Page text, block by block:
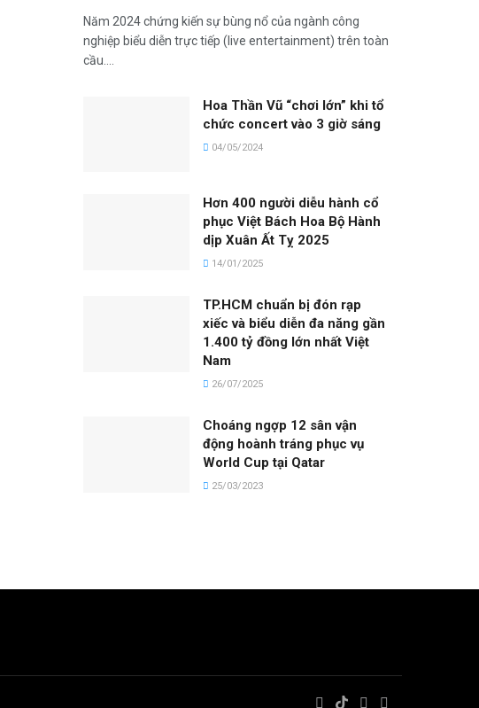
Năm 2024 chứng kiến sự bùng nổ của ngành công
nghiệp biểu diễn trực tiếp (live entertainment) trên toàn
cầu....
Hoa Thần Vũ “chơi lớn” khi tổ
chức concert vào 3 giờ sáng
04/05/2024
Hơn 400 người diễu hành cổ
phục Việt Bách Hoa Bộ Hành
dịp Xuân Ất Tỵ 2025
14/01/2025
TP.HCM chuẩn bị đón rạp
xiếc và biểu diễn đa năng gần
1.400 tỷ đồng lớn nhất Việt
Nam
26/07/2025
Choáng ngợp 12 sân vận
động hoành tráng phục vụ
World Cup tại Qatar
25/03/2023